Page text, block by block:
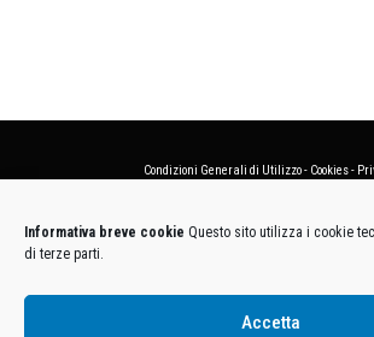
Informativa breve cookie Questo sito utilizza i cookie
di terze parti.
Accetta
Condizioni Generali di Utilizzo- Cookies-
Euro 12.500.000 i.v. - C.F. e Iscr. Reg. Imp. Monza e Brianza
P.IVA. 11005760159 - Direzione e coordinamento art. 2497 C.C.